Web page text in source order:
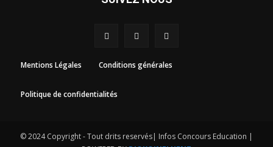
Mentions Légales Conditions générales
Politique de confidentialités
© 2024 Copyright - Tout drits reservés| Infos Concours Education |